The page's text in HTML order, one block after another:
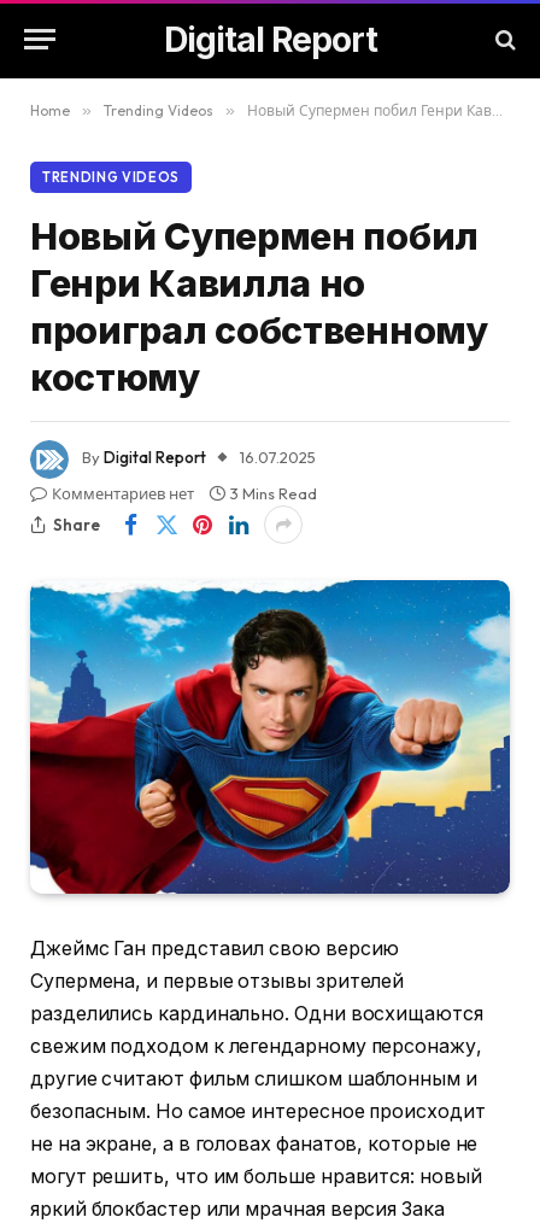
Digital Report
Home » Trending Videos » Новый Супермен побил Генри Кавилла но проиграл собственному костюму
TRENDING VIDEOS
Новый Супермен побил
Генри Кавилла но
проиграл собственному
костюму
ByDigital Report
16.07.2025
Комментариев нет
3 Mins Read
Share
Джеймс Ган представил свою версию
Супермена, и первые отзывы зрителей
разделились кардинально. Одни восхищаются
свежим подходом к легендарному персонажу,
другие считают фильм слишком шаблонным и
безопасным. Но самое интересное происходит
не на экране, а в головах фанатов, которые не
могут решить, что им больше нравится: новый
яркий блокбастер или мрачная версия Зака